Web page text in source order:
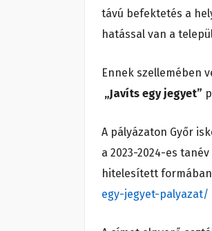
távú befektetés a
hatással van a
Ennek szellemében
„Javíts egy jegyet”
A pályázaton Győr
a 2023-2024-es
hitelesített
egy-jegyet-palyazat/